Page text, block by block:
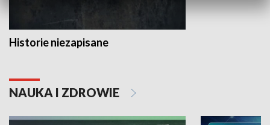
Historie niezapisane
NAUKA I ZDROWIE